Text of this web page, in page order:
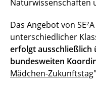
Naturwissenschaften
Das Angebot von
unterschiedlicher
erfolgt ausschließlich
bundesweiten
Mädchen-Zukunftstag